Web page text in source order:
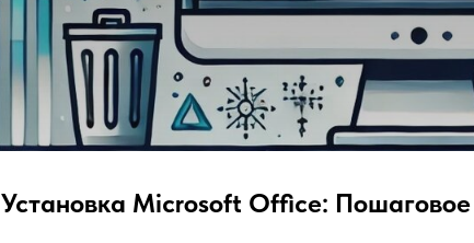
Установка Microsoft Office: Пошаговое